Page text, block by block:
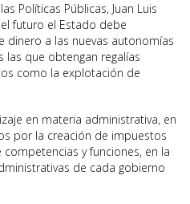
Políticas Públicas, Juan Luis
futuro el Estado debe
dinero a las nuevas autonomías
las que obtengan regalías
como la explotación de
en materia administrativa, en
por la creación de impuestos
y funciones, en la
de cada gobierno